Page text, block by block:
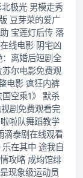
极光 男模走秀
豆芽菜的爱广
宝莲灯后传 落
线电影 阴宅凶
离婚后短剧全
尔电影免费观
电影 疯狂内裤
空乘1》 默杀
剧免费观看完
啦队舞蹈教学
滴泰剧在线观看
在其中 途我自
攻略 成均馆绯
现象级运动员